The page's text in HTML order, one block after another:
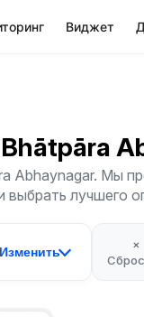
Виджет
Bhātpāra
Abhaynagar. Мы
выбрать лучшего
Изменить
×